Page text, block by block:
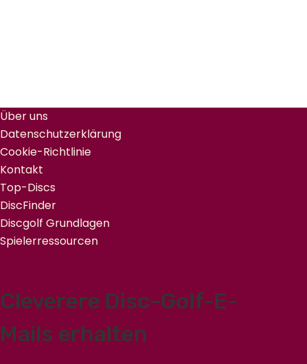
Über uns
Datenschutzerklärung
Cookie-Richtlinie
Kontakt
Top-Discs
DiscFinder
Discgolf Grundlagen
Spielerressourcen
Cleverere Disc-Golf-E-
Mails erhalten